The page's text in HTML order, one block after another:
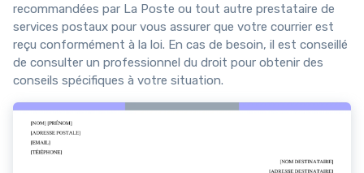
recommandées par La Poste ou tout autre prestataire de
services postaux pour vous assurer que votre courrier est
reçu conformément à la loi. En cas de besoin, il est conseillé
de consulter un professionnel du droit pour obtenir des
conseils spécifiques à votre situation.